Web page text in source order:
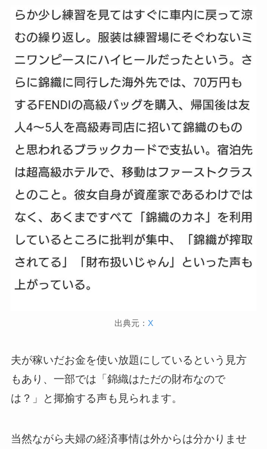
出典元： X
夫が稼いだお金を使い放題にしているという見方
もあり、一部では「錦織はただの財布なので
は？」と揶揄する声も見られます。
当然ながら夫婦の経済事情は外からは分かりませ